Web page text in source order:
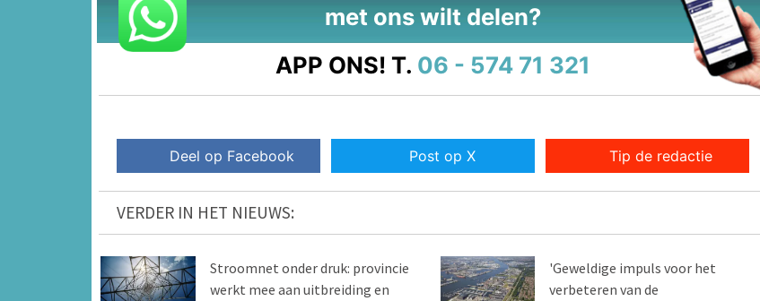
met ons wilt delen?
APP ONS! T. 06 - 574 71 321
Deel op Facebook Post op X Tip de redactie
VERDER IN HET NIEUWS:
Stroomnet onder druk: provincie
werkt mee aan uitbreiding en
'Geweldige impuls voor het
verbeteren van de